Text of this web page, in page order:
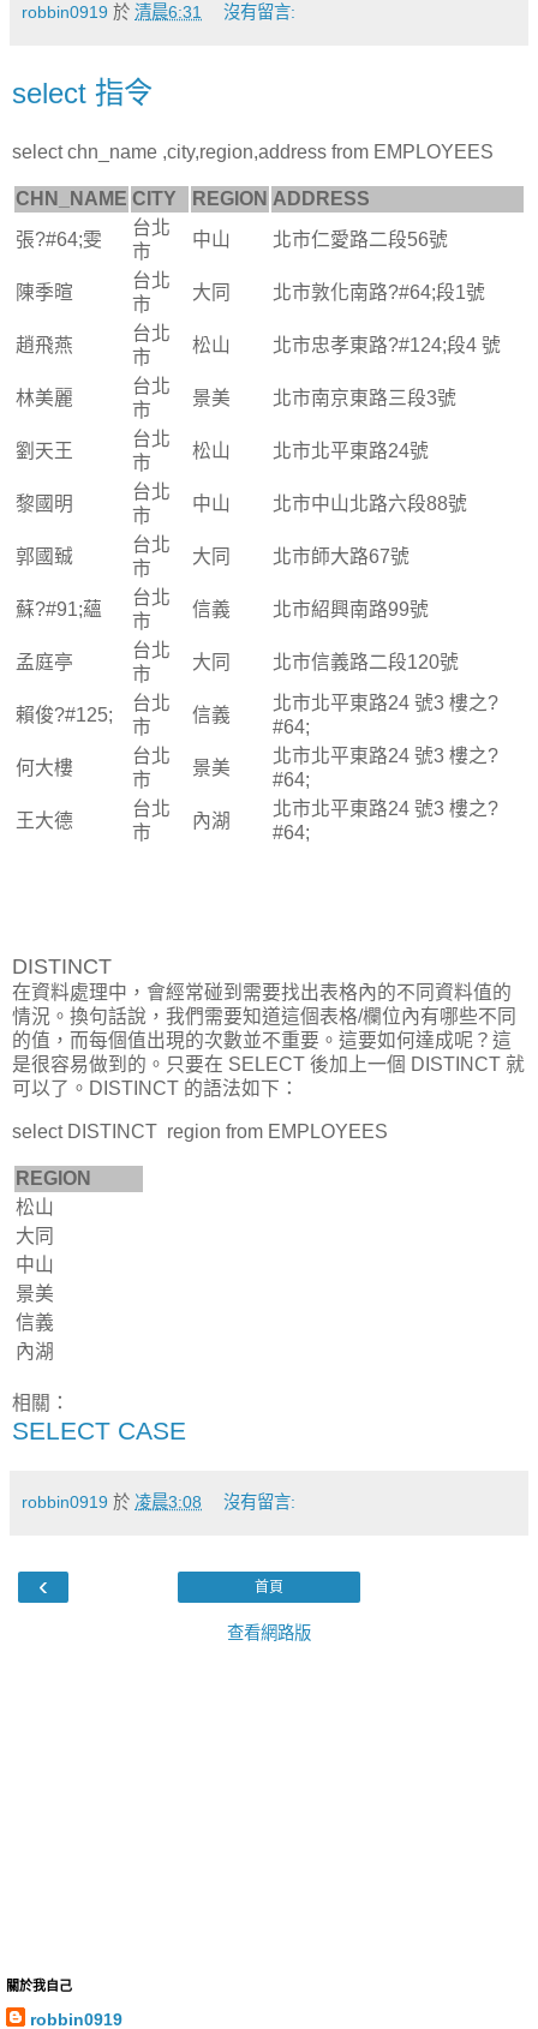
robbin0919 於 清晨6:31 沒有留言:
select 指令
select chn_name ,city,region,address from EMPLOYEES
CHN_NAME CITY REGION ADDRESS
張?#64;雯
台北
市
中山 北市仁愛路二段56號
陳季暄
台北
市
大同 北市敦化南路?#64;段1號
趙飛燕
台北
市
松山 北市忠孝東路?#124;段4 號
林美麗
台北
市
景美 北市南京東路三段3號
劉天王
台北
市
松山 北市北平東路24號
黎國明
台北
市
中山 北市中山北路六段88號
郭國臹
台北
市
大同 北市師大路67號
蘇?#91;蘊
台北
市
信義 北市紹興南路99號
孟庭亭
台北
市
大同 北市信義路二段120號
賴俊?#125;
台北
市
信義
北市北平東路24 號3 樓之?
#64;
何大樓
台北
市
景美
北市北平東路24 號3 樓之?
#64;
王大德
台北
市
內湖
北市北平東路24 號3 樓之?
#64;
DISTINCT
在資料處理中，會經常碰到需要找出表格內的不同資料值的
情況。換句話說，我們需要知道這個表格/欄位內有哪些不同
的值，而每個值出現的次數並不重要。這要如何達成呢？這
是很容易做到的。只要在 SELECT 後加上一個 DISTINCT 就
可以了。DISTINCT 的語法如下：
select DISTINCT region from EMPLOYEES
REGION
松山
大同
中山
景美
信義
內湖
相關：
SELECT CASE
robbin0919 於 凌晨3:08 沒有留言:
‹ 首頁
查看網路版
關於我自己
robbin0919